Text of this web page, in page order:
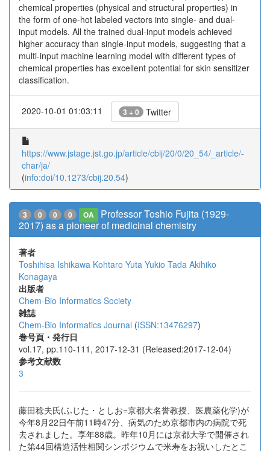
chemical properties (physical and structural properties) in
the form of one-hot labeled vectors into single- and dual-
input models. All the trained dual-input models achieved
higher accuracy than single-input models, suggesting that a
multi-input machine learning model with different types of
chemical properties has excellent potential for skin sensitizer
classification.
2020-10-01 01:03:11 3 + 0 Twitter
https://www.jstage.jst.go.jp/article/cbij/20/0/20_54/_article/-
char/ja/
(info:doi/10.1273/cbij.20.54)
3 0 0 0 OA
Professor Toshio Fujita (1929-
2017) as a pioneer of medicinal chemistry
著者
Toshihisa Ishikawa Kohtaro Yuta Yukio Tada Akihiko
Konagaya
出版者
Chem-Bio Informatics Society
雑誌
Chem-Bio Informatics Journal (ISSN:13476297)
巻号頁・発行日
vol.17, pp.110-111, 2017-12-31 (Released:2017-12-04)
参考文献数
3
藤田稔夫氏(ふじた・としお=京都大名誉教授、医農薬化学)が
今年8月22日午前11時47分、病気のため京都市内の病院で死
去されました。享年88歳。昨年10月には京都大学で開催され
た第44回構造活性相関シンポジウムで米寿をお祝いしたとこ